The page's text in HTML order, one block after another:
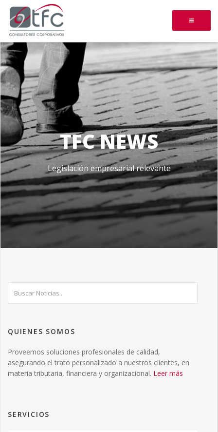
TFC NEWS
Legislación empresarial relevante
QUIENES SOMOS
Proveemos soluciones profesionales de calidad,
asegurando el trato personalizado a nuestros clientes, en
materia tributaria, financiera y organizacional. Leer más
SERVICIOS